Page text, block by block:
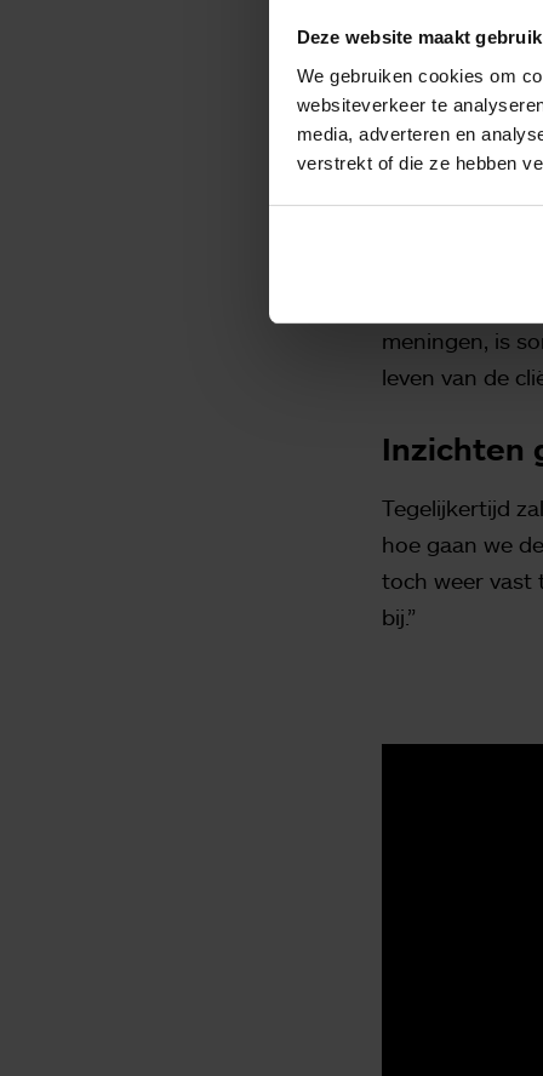
Deze website maakt
We gebruiken cookies om
websiteverkeer te
media, adverteren en
verstrekt of die ze hebben
kan helpen
van de dag tot
Dat proces
familie
zich, ook
Want zo’n
meningen, is
leven van de
Inzichten
Tegelijkertijd
hoe gaan we
toch weer vast
bij.”